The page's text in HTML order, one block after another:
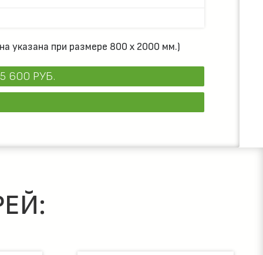
указана при размере 800 х 2000 мм.)
600 РУБ.